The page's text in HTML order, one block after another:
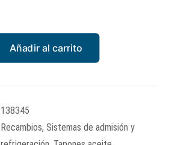
Añadir al carrito
138345
Recambios, Sistemas de admisión y